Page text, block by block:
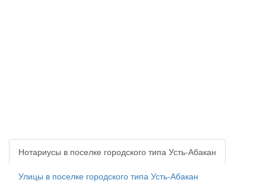
Нотариусы в поселке городского типа Усть-Абакан
Улицы в поселке городского типа Усть-Абакан